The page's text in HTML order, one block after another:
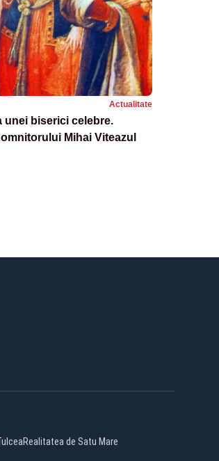
Actualitate
unei biserici celebre.
Mihai Viteazul
Realitatea de Satu Mare